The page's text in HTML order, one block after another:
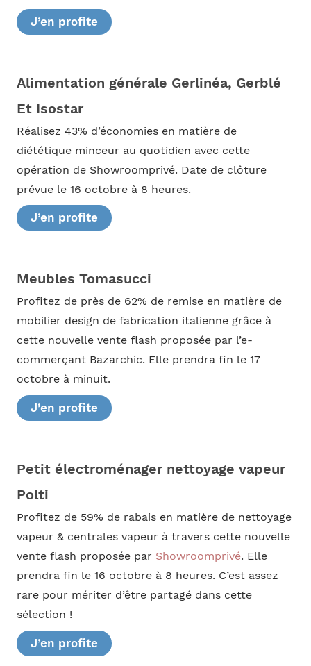
J’en profite
Alimentation générale Gerlinéa, Gerblé
Et Isostar
Réalisez 43% d’économies en matière de
diététique minceur au quotidien avec cette
opération de Showroomprivé. Date de clôture
prévue le 16 octobre à 8 heures.
J’en profite
Meubles Tomasucci
Profitez de près de 62% de remise en matière de
mobilier design de fabrication italienne grâce à
cette nouvelle vente flash proposée par l’e-
commerçant Bazarchic. Elle prendra fin le 17
octobre à minuit.
J’en profite
Petit électroménager nettoyage vapeur
Polti
Profitez de 59% de rabais en matière de nettoyage
vapeur & centrales vapeur à travers cette nouvelle
vente flash proposée par Showroomprivé. Elle
prendra fin le 16 octobre à 8 heures. C’est assez
rare pour mériter d’être partagé dans cette
sélection !
J’en profite